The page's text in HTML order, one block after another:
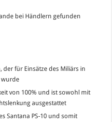
bei Händlern gefunden
für Einsätze des Miliärs in
wurde
von 100% und ist sowohl mit
ausgestattet
Santana PS-10 und somit